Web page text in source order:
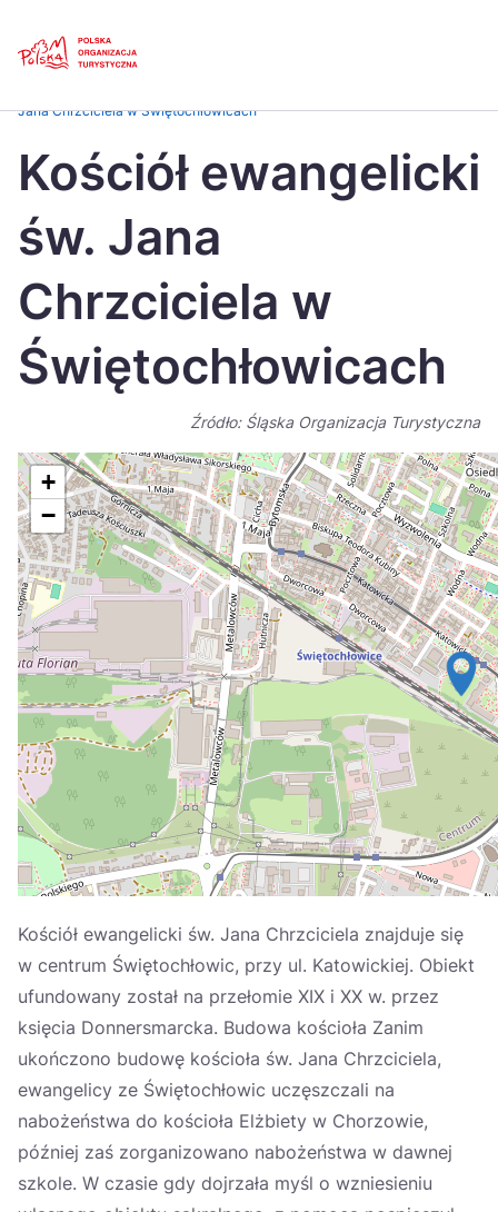
Česká 中国
Dansk
Italiano
Nederlands
Suomi
Україна
Zamknij
Jana Chrzciciela w Świętochłowicach
Kościół ewangelicki
św. Jana
Chrzciciela w
Świętochłowicach
Źródło: Śląska Organizacja Turystyczna
+
−
Kościół ewangelicki św. Jana Chrzciciela znajduje się
w centrum Świętochłowic, przy ul. Katowickiej. Obiekt
ufundowany został na przełomie XIX i XX w. przez
księcia Donnersmarcka. Budowa kościoła Zanim
ukończono budowę kościoła św. Jana Chrzciciela,
ewangelicy ze Świętochłowic uczęszczali na
nabożeństwa do kościoła Elżbiety w Chorzowie,
później zaś zorganizowano nabożeństwa w dawnej
szkole. W czasie gdy dojrzała myśl o wzniesieniu